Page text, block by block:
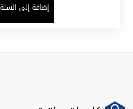
إضافة إلى السلة